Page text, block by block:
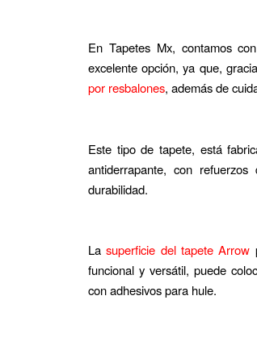
En Tapetes Mx, contamos
excelente opción, ya que,
por resbalones, además de
Este tipo de tapete, está
antiderrapante, con
durabilidad.
Lasuperficie del tapete Arrow
funcional y versátil, puede
con adhesivos para hule.